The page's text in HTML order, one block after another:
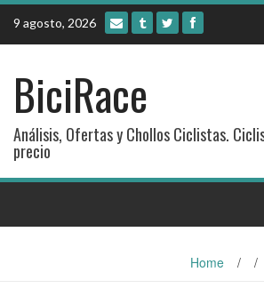
Skip
content
9 agosto, 2026
BiciRace
Análisis, Ofertas y Chollos Ciclistas.
precio
Home / /